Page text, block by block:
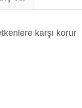
karşı korur